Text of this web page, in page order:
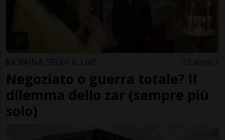
UCRAINA: SEGUI IL LIVE 3 anni 1
Negoziato o guerra totale? Il
dilemma dello zar (sempre più
solo)